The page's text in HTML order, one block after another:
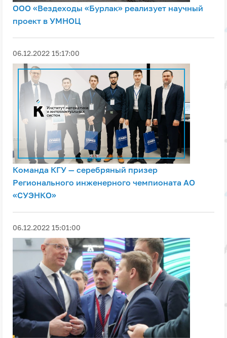
ООО «Вездеходы «Бурлак» реализует научный
проект в УМНОЦ
06.12.2022 15:17:00
Команда КГУ — серебряный призер
Регионального инженерного чемпионата АО
«СУЭНКО»
06.12.2022 15:01:00